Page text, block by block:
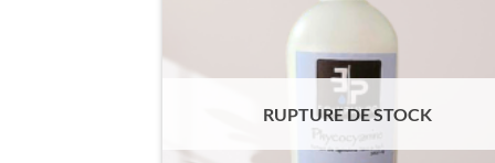
RUPTURE DE STOCK